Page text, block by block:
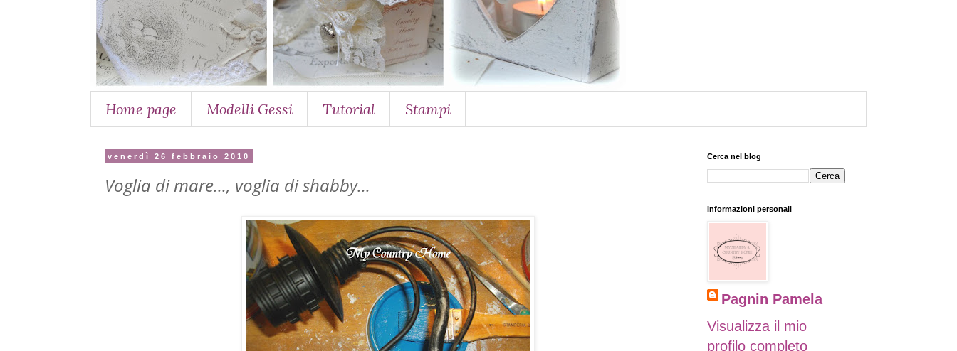
Home page Modelli Gessi Tutorial Stampi
venerdì 26 febbraio 2010
Voglia di mare..., voglia di shabby...
Cerca nel blog
Informazioni personali
Pagnin Pamela
Visualizza il mio
profilo completo